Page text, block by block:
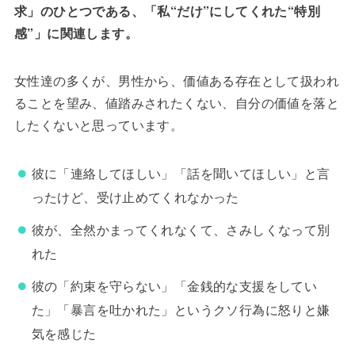
求」のひとつである、「私“だけ”にしてくれた“特別
感”」に関連します。
女性達の多くが、男性から、価値ある存在として扱われ
ることを望み、値踏みされたくない、自分の価値を落と
したくないと思っています。
彼に「連絡してほしい」「話を聞いてほしい」と言
ったけど、受け止めてくれなかった
彼が、全然かまってくれなくて、さみしくなって別
れた
彼の「約束を守らない」「金銭的な支援をしてい
た」「暴言を吐かれた」というクソ行為に怒りと嫌
気を感じた